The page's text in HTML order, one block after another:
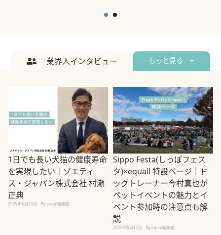
業界人インタビュー もっと見る +
1日でも長い犬猫の健康寿命
を実現したい｜ゾエティ
ス・ジャパン株式会社 村瀬
正典
2026年5月29日 By equall編集部
Sippo Festa(しっぽフェス
タ)×equall 特設ページ｜ド
ッグトレーナー今村真也が
ペットイベントの魅力とイ
ベント参加時の注意点も解
説
2026年5月12日 By equall編集部